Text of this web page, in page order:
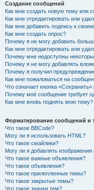
Создание сообщений
Как мне создать новую тему или
Как мне отредактировать или
Как мне добавить подпись к
Как мне создать опрос?
Почему я не могу добавить
Как мне отредактировать или
Почему мне недоступны
Почему я не могу добавлять
Почему я получил
Как мне пожаловаться на
Что означает кнопка
Почему моё сообщение требует
Как мне вновь поднять мою тему?
Форматирование сообщений и
Что такое BBCode?
Могу ли я использовать HTML?
Что такое смайлики?
Могу ли я добавлять
Что такое важные объявления?
Что такое объявления?
Что такое прилепленные темы?
Что такое закрытые темы?
Что такое значки тем?